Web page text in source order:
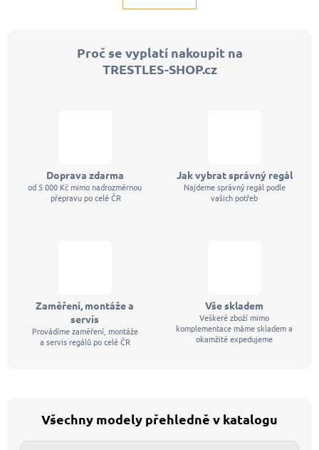
í
p
r
k
á
n
í
Proč se vyplatí nakoupit na
TRESTLES-SHOP.cz
Doprava zdarma
od 5 000 Kč mimo nadrozměrnou
přepravu po celé ČR
Jak vybrat správný regál
Najdeme správný regál podle
vašich potřeb
Zaměření, montáže a
servis
Provádíme zaměření, montáže
a servis regálů po celé ČR
Vše skladem
Veškeré zboží mimo
komplementace máme skladem a
okamžitě expedujeme
Všechny modely přehledně v katalogu